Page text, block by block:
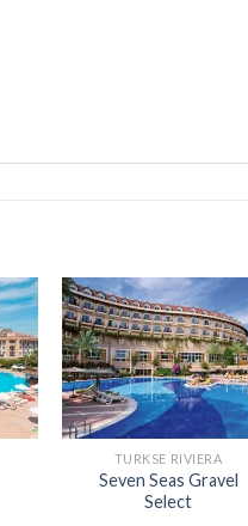
TURKSE RIVIERA
Seven Seas Gravel
Select